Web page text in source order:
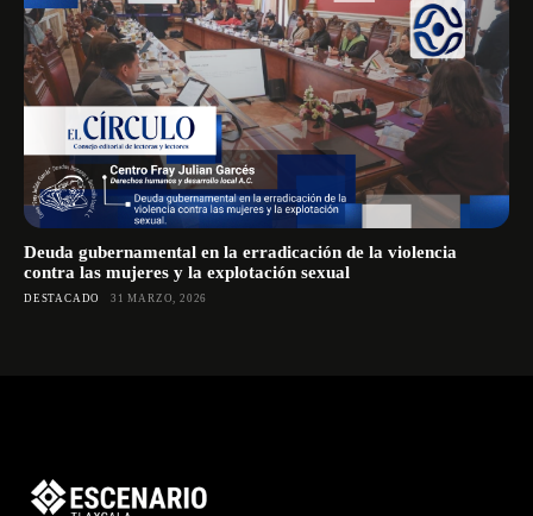
Deuda gubernamental en la erradicación de la violencia
contra las mujeres y la explotación sexual
DESTACADO 31 MARZO, 2026